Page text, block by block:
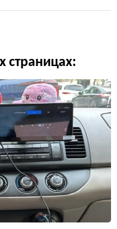
страницах: